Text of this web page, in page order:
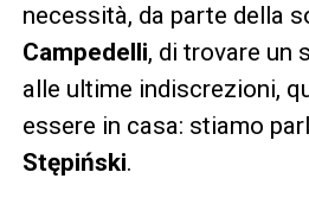
necessità, da parte della
Campedelli, di trovare un
alle ultime indiscrezioni,
essere in casa: stiamo
Stępiński.